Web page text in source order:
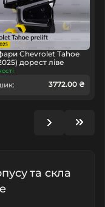
Chevrolet Tahoe
дорест ліве
3772.00 ₴
та скла